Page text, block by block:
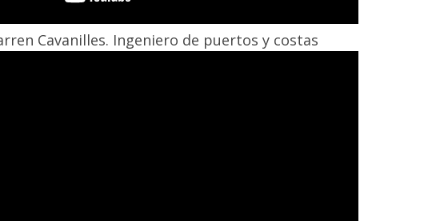
Cavanilles. Ingeniero de puertos y costas